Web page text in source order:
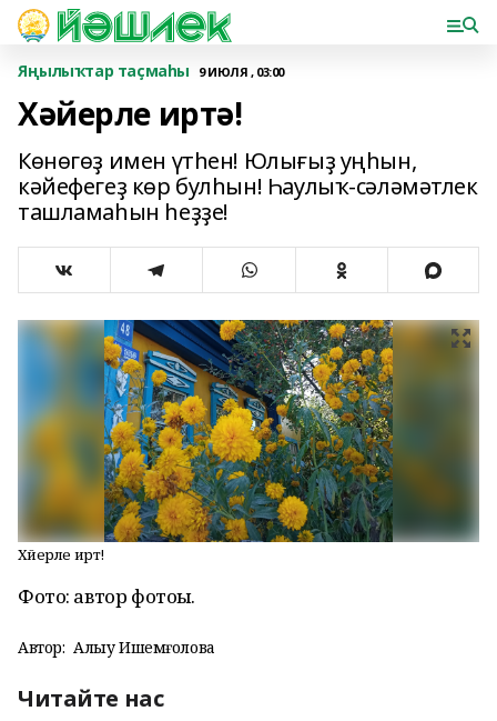
Яңылыҡтар таҫмаһы 9 ИЮЛЯ , 03:00
Хәйерле иртә!
Көнөгөҙ имен үтһен! Юлығыҙ уңһын,
кәйефегеҙ көр булһын! Һаулыҡ-сәләмәтлек
ташламаһын һеҙҙе!
Хәйерле иртә!
Фото: автор фотоһы.
Автор: Алһыу Ишемғолова
Читайте нас